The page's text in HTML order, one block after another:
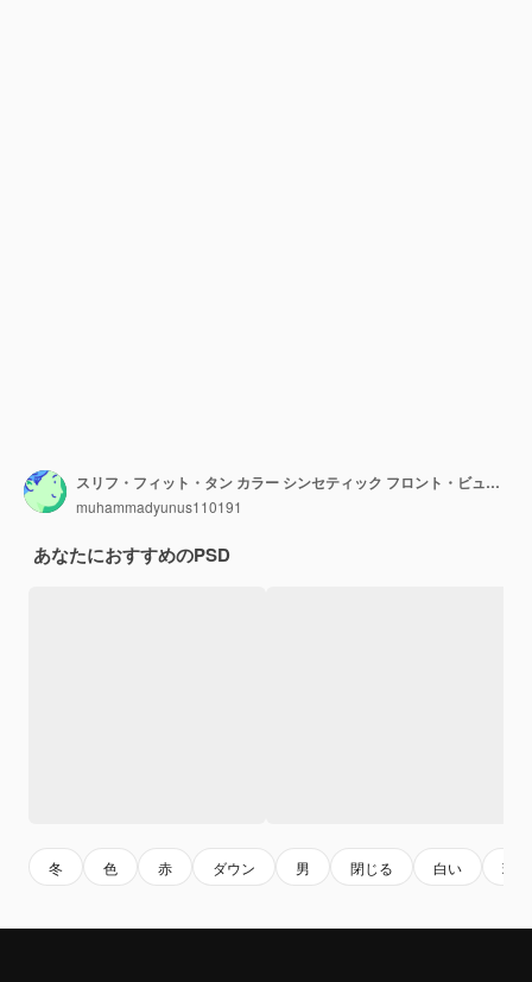
スリフ・フィット・タン カラー シンセティック フロント・ビュー 冬服
muhammadyunus110191
あなたにおすすめのPSD
冬 色 赤 ダウン 男 閉じる 白い 現